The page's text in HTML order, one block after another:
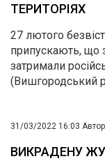
ТЕРИТОРІЯХ
27 лютого
припускають, що
затримали
(Вишгородський
31/03/2022 16:03
ВИКРАДЕНУ